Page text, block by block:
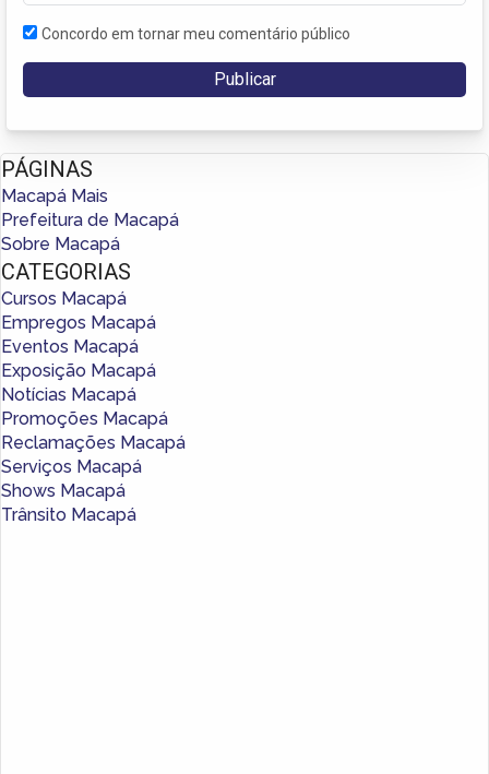
Concordo em tornar meu comentário público
PÁGINAS
Macapá Mais
Prefeitura de Macapá
Sobre Macapá
CATEGORIAS
Cursos Macapá
Empregos Macapá
Eventos Macapá
Exposição Macapá
Notícias Macapá
Promoções Macapá
Reclamações Macapá
Serviços Macapá
Shows Macapá
Trânsito Macapá